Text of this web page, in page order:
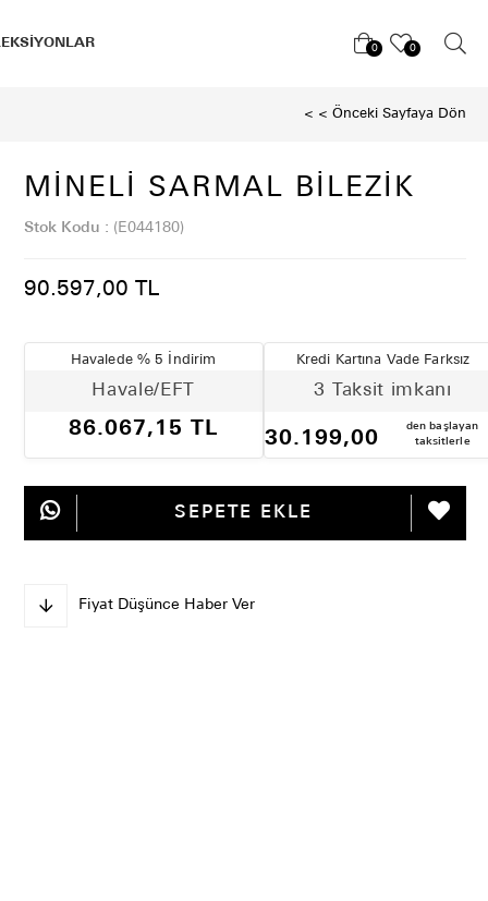
0 0
< < Önceki Sayfaya Dön
MINELI SARMAL BILEZIK
Stok Kodu (E044180)
90.597,00 TL
Havalede % 5 İndirim
Havale/EFT
86.067,15 TL
Kredi Kartına Vade Farksız
3 Taksit imkanı
30.199,00
den başlayan
taksitlerle
Fiyat Düşünce Haber Ver